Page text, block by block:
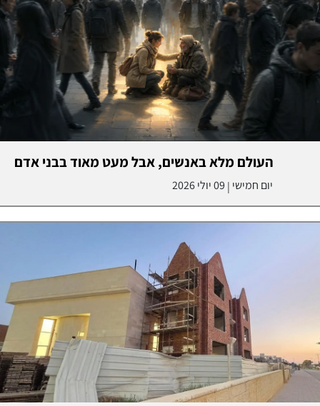
העולם מלא באנשים, אבל מעט מאוד בבני אדם
יום חמישי | 09 יולי 2026